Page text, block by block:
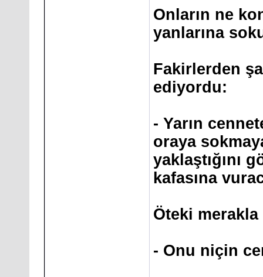
Onların ne
yanlarına
Fakirlerden
ediyordu:
- Yarın
oraya
yaklaştığını
kafasına
Öteki
- Onu niçin